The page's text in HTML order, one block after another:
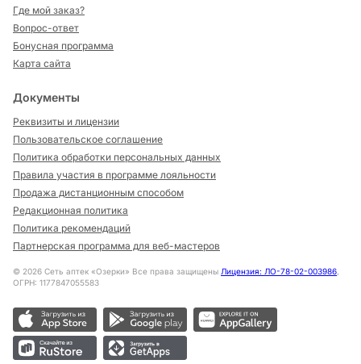
Где мой заказ?
Вопрос-ответ
Бонусная программа
Карта сайта
Документы
Реквизиты и лицензии
Пользовательское соглашение
Политика обработки персональных данных
Правила участия в программе лояльности
Продажа дистанционным способом
Редакционная политика
Политика рекомендаций
Партнерская программа для веб-мастеров
© 2026 Сеть аптек «Озерки» Все права защищены Лицензия: ЛО-78-02-003986,
ОГРН: 1177847055583